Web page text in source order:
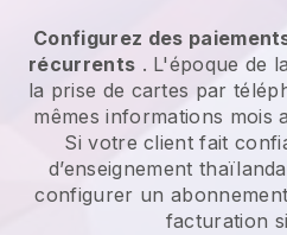
Configurez des
récurrents . L'époque de
la prise de cartes par
mêmes informations mois
Si votre client fait
d’enseignement
configurer un
facturation